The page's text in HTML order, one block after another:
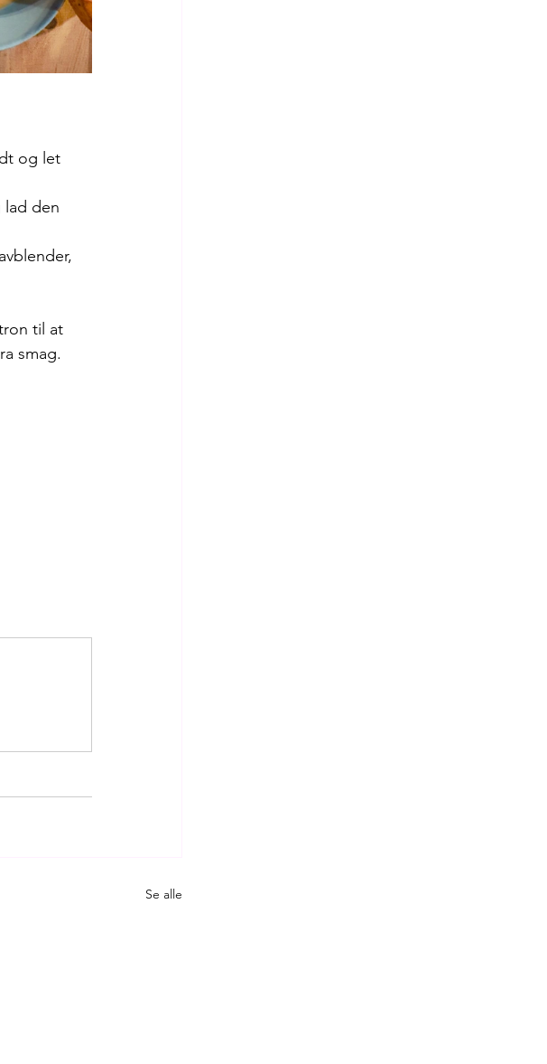
og let
lad den
til at
smag.
Se alle